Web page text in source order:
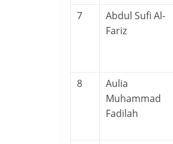
7
Abdul Sufi Al-
Fariz
8
Aulia
Muhammad
Fadilah